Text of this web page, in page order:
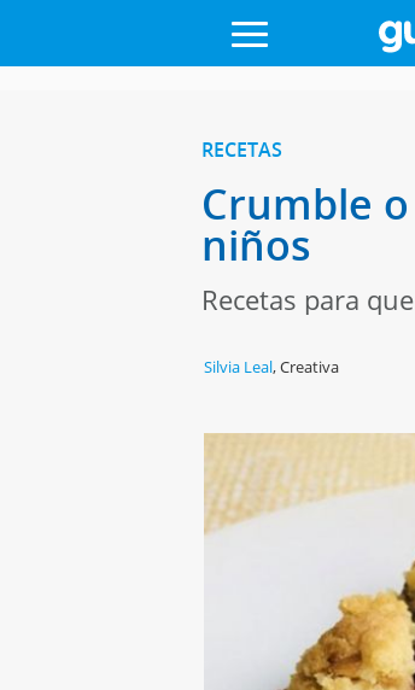
RECETAS
Crumble
niños
Recetas para
Silvia Leal,Creativa